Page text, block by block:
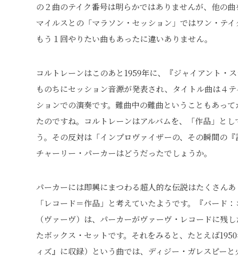
の２曲のテイク番号は明らかではありませんが、他の
マイルスとの「マラソン・セッション」ではワン・テ
もう１回やりたい曲もあったに違いありません。
コルトレーンはこのあと1959年に、『ジャイアント・
ものちにセッション音源が発表され、タイトル曲は４
ションでの演奏です。難曲中の難曲ということもあっ
たのですね。コルトレーンはアルバムを、「作品」と
う。その反対は「インプロヴァイザーの、その瞬間の
チャーリー・パーカーはどうだったでしょうか。
パーカーには即興にまつわる超人的な伝説はたくさん
「レコード＝作品」と考えていたようです。『バード
（ヴァーヴ）は、パーカーがヴァーヴ・レコードに残
たボックス・セットです。それをみると、たとえば
ィズ』に収録）という曲では、ディジー・ガレスピー